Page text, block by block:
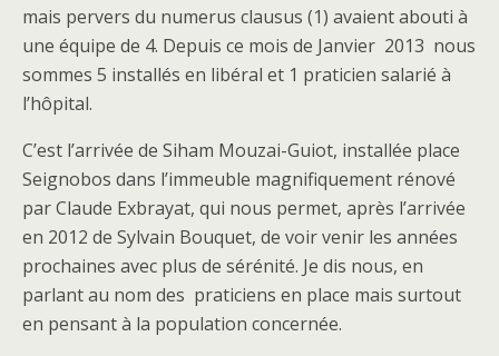
mais pervers du numerus clausus (1) avaient abouti à
une équipe de 4. Depuis ce mois de Janvier 2013 nous
sommes 5 installés en libéral et 1 praticien salarié à
l’hôpital.
C’est l’arrivée de Siham Mouzai-Guiot, installée place
Seignobos dans l’immeuble magnifiquement rénové
par Claude Exbrayat, qui nous permet, après l’arrivée
en 2012 de Sylvain Bouquet, de voir venir les années
prochaines avec plus de sérénité. Je dis nous, en
parlant au nom des praticiens en place mais surtout
en pensant à la population concernée.